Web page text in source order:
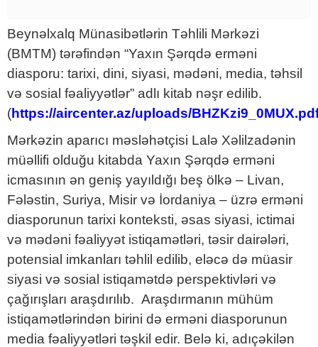
Beynəlxalq Münasibətlərin Təhlili Mərkəzi
(BMTM) tərəfindən “Yaxın Şərqdə erməni
diasporu: tarixi, dini, siyasi, mədəni, media, təhsil
və sosial fəaliyyətlər” adlı kitab nəşr edilib.
(https://aircenter.az/uploads/
Mərkəzin aparıcı məsləhətçisi Lalə Xəlilzadənin
müəllifi olduğu kitabda Yaxın Şərqdə erməni
icmasının ən geniş yayıldığı beş ölkə – Livan,
Fələstin, Suriya, Misir və İordaniya – üzrə erməni
diasporunun tarixi konteksti, əsas siyasi, ictimai
və mədəni fəaliyyət istiqamətləri, təsir dairələri,
potensial imkanları təhlil edilib, eləcə də müasir
siyasi və sosial istiqamətdə perspektivləri və
çağırışları araşdırılıb. Araşdırmanın mühüm
istiqamətlərindən birini də erməni diasporunun
media fəaliyyətləri təşkil edir. Belə ki, adıçəkilən